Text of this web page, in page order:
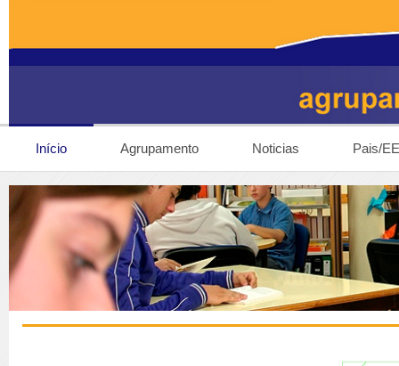
Início Agrupamento Noticias Pais/EE